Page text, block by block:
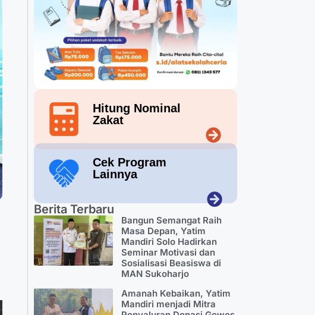
Hitung Nominal
Zakat
Cek Program
Lainnya
Berita Terbaru
Bangun Semangat Raih
Masa Depan, Yatim
Mandiri Solo Hadirkan
Seminar Motivasi dan
Sosialisasi Beasiswa di
MAN Sukoharjo
Amanah Kebaikan, Yatim
Mandiri menjadi Mitra